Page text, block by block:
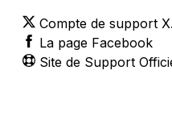
Compte de support
La page Facebook
Site de Support